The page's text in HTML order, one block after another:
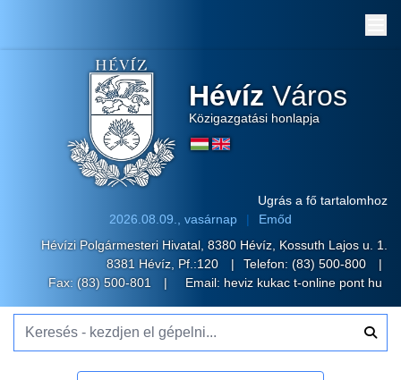
Hévíz Város
Közigazgatási honlapja
Ugrás a fő tartalomhoz
2026.08.09., vasárnap
Emőd
Hévízi Polgármesteri Hivatal, 8380 Hévíz, Kossuth Lajos u. 1.
8381 Hévíz, Pf.:120
Telefon: (83) 500-800
Fax: (83) 500-801
Email: heviz kukac t-online pont hu